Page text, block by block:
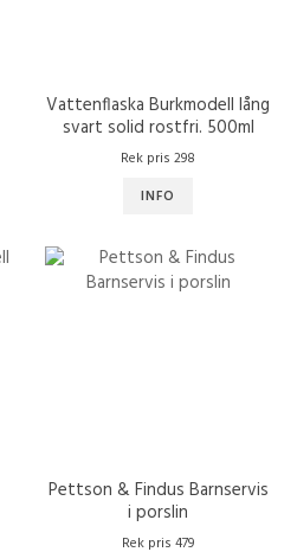
Vattenflaska Burkmodell lång
svart solid rostfri. 500ml
Rek pris 298
INFO
Pettson & Findus Barnservis
i porslin
Rek pris 479